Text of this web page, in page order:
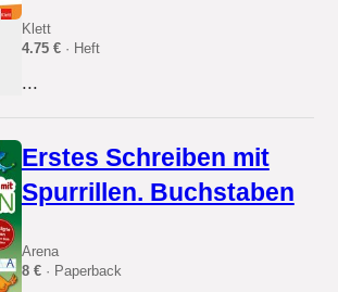
Klett
4.75 €· Heft
...
Erstes Schreiben mit
Spurrillen. Buchstaben
Arena
8 €· Paperback